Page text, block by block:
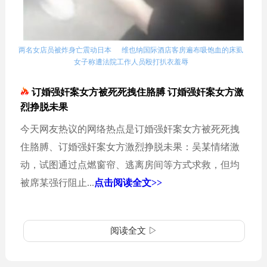
两名女店员被炸身亡震动日本
维也纳国际酒店客房遍布吸饱血的床虱
女子称遭法院工作人员殴打扒衣羞辱
订婚强奸案女方被死死拽住胳膊 订婚强奸案女方激
烈挣脱未果
今天网友热议的网络热点是订婚强奸案女方被死死拽
住胳膊、订婚强奸案女方激烈挣脱未果：吴某情绪激
动，试图通过点燃窗帘、逃离房间等方式求救，但均
被席某强行阻止...点击阅读全文>>
阅读全文 ▷